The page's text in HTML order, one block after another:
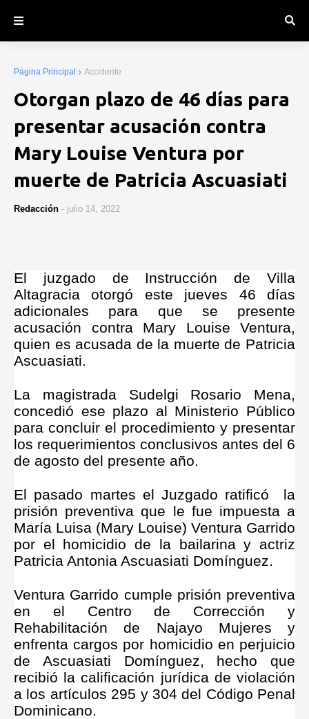
Página Principal Accidente
Otorgan plazo de 46 días para
presentar acusación contra
Mary Louise Ventura por
muerte de Patricia Ascuasiati
Redacción - julio 14, 2022
El juzgado de Instrucción de Villa
Altagracia otorgó este jueves 46 días
adicionales para que se presente
acusación contra Mary Louise Ventura,
quien es acusada de la muerte de Patricia
Ascuasiati.
La magistrada Sudelgi Rosario Mena,
concedió ese plazo al Ministerio Público
para concluir el procedimiento y presentar
los requerimientos conclusivos antes del 6
de agosto del presente año.
El pasado martes el Juzgado ratificó la
prisión preventiva que le fue impuesta a
María Luisa (Mary Louise) Ventura Garrido
por el homicidio de la bailarina y actriz
Patricia Antonia Ascuasiati Domínguez.
Ventura Garrido cumple prisión preventiva
en el Centro de Corrección y
Rehabilitación de Najayo Mujeres y
enfrenta cargos por homicidio en perjuicio
de Ascuasiati Domínguez, hecho que
recibió la calificación jurídica de violación
a los artículos 295 y 304 del Código Penal
Dominicano.